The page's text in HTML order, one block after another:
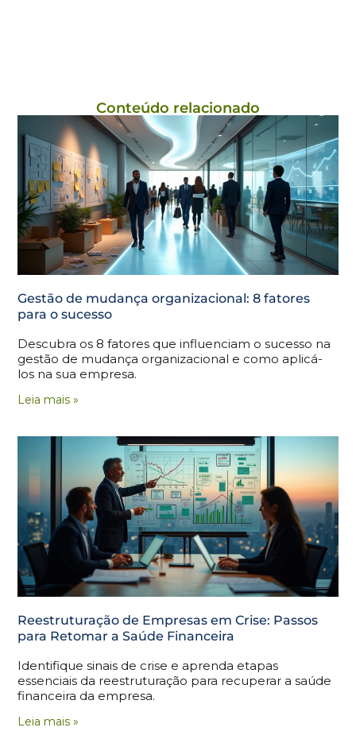
Conteúdo relacionado
Gestão de mudança organizacional: 8 fatores
para o sucesso
Descubra os 8 fatores que influenciam o sucesso na
gestão de mudança organizacional e como aplicá-
los na sua empresa.
Leia mais »
Reestruturação de Empresas em Crise: Passos
para Retomar a Saúde Financeira
Identifique sinais de crise e aprenda etapas
essenciais da reestruturação para recuperar a saúde
financeira da empresa.
Leia mais »